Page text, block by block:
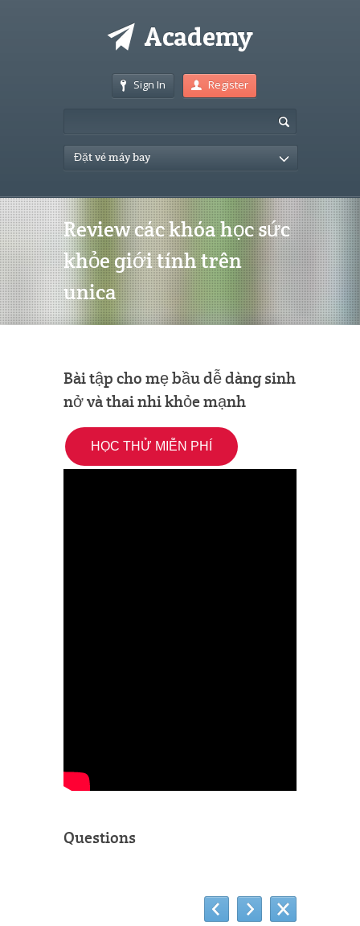
Sign In Register
Đặt vé máy bay
Review các khóa học sức
khỏe giới tính trên
unica
Bài tập cho mẹ bầu dễ dàng sinh
nở và thai nhi khỏe mạnh
HỌC THỬ MIỄN PHÍ
Questions